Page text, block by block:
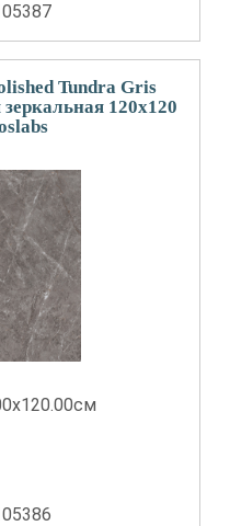
Tundra Gris
120x120